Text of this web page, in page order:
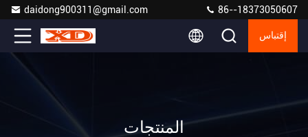
daidong900311@gmail.com 86--18373050607
إقتباس
المنتجات